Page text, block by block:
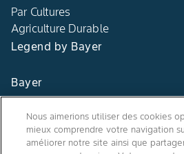
Par Cultures
Agriculture Durable
Legend by Bayer
Bayer
Contact
Qui sommes nous ?
Nous aimerions utiliser des cookies
mieux comprendre votre navigation
améliorer notre site ainsi que